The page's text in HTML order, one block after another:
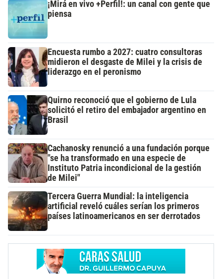
¡Mirá en vivo +Perfil!: un canal con gente que
piensa
Encuesta rumbo a 2027: cuatro consultoras
midieron el desgaste de Milei y la crisis de
liderazgo en el peronismo
Quirno reconoció que el gobierno de Lula
solicitó el retiro del embajador argentino en
Brasil
Cachanosky renunció a una fundación porque
"se ha transformado en una especie de
Instituto Patria incondicional de la gestión
de Milei"
Tercera Guerra Mundial: la inteligencia
artificial reveló cuáles serían los primeros
países latinoamericanos en ser derrotados